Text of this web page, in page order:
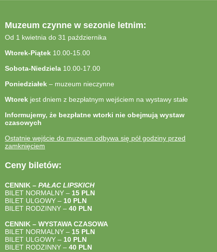
Muzeum czynne w sezonie letnim:
Od 1 kwietnia do 31 października
Wtorek-Piątek 10.00-15.00
Sobota-Niedziela 10.00-17.00
Poniedziałek – muzeum nieczynne
Wtorek jest dniem z bezpłatnym wejściem na wystawy stałe
Informujemy, że bezpłatne wtorki nie obejmują wystaw
czasowych
Ostatnie wejście do muzeum odbywa się pół godziny przed
zamknięciem
Ceny biletów:
CENNIK – PAŁAC LIPSKICH
BILET NORMALNY – 15 PLN
BILET ULGOWY – 10 PLN
BILET RODZINNY – 40 PLN
CENNIK – WYSTAWA CZASOWA
BILET NORMALNY – 15 PLN
BILET ULGOWY – 10 PLN
BILET RODZINNY – 40 PLN